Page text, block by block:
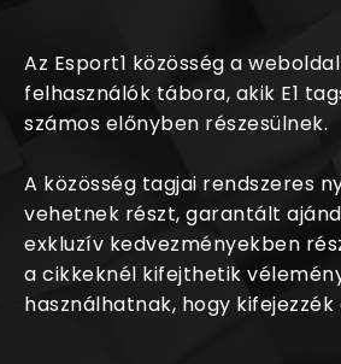
Az Esport1 közösség a
felhasználók tábora, akik E1
számos előnyben részesülnek.
A közösség tagjai rendszeres
vehetnek részt, garantált
exkluzív kedvezményekben
a cikkeknél kifejthetik
használhatnak, hogy